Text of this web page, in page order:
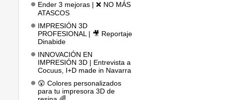
Ender 3 mejoras | ❌ NO MÁS
ATASCOS
IMPRESIÓN 3D
PROFESIONAL | 🎥 Reportaje
Dinabide
INNOVACIÓN EN
IMPRESIÓN 3D | Entrevista a
Cocuus, I+D made in Navarra
😲 Colores personalizados
para tu impresora 3D de